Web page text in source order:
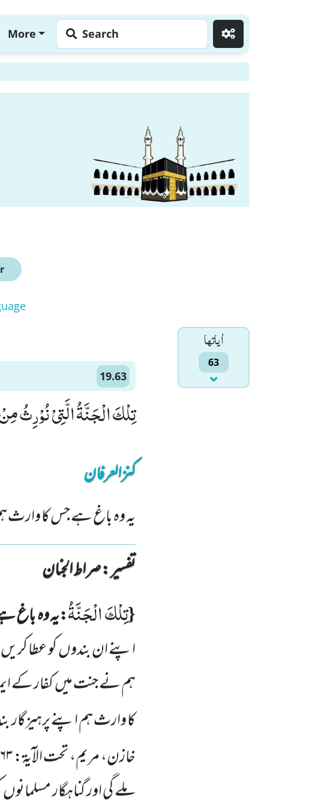
More Search
اٰياتها
63
19.63
تِلْكَ الْجَنَّةُ الَّتِیْ نُوْرِثُ مِنْ
کنزالعرفان
یہ وہ باغ ہے جس کا وارث
تفسیر : ‎صراط الجنان
{تِلْكَ الْجَنَّةُ:یہ وہ باغ
اپنے ان بندوں کو عطا
ہم نے جنت میں کفار کے
کا وارث ہم اپنے
خازن، مریم، تحت الآیۃ:۶۳
ملے گی اور گناہگار